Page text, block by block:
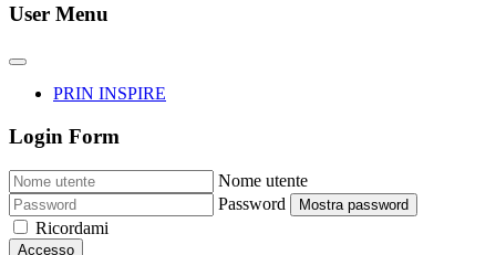
User Menu
PRIN INSPIRE
Login Form
Nome utente
Password
Mostra password
Ricordami
Accesso